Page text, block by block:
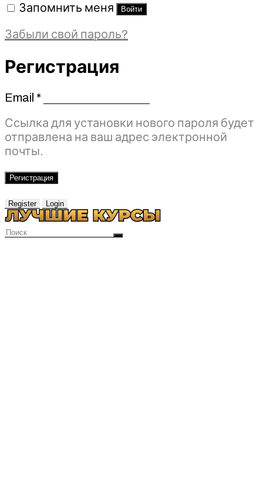
Запомнить меня Войти
Забыли свой пароль?
Регистрация
Email *Обязательно
Ссылка для установки нового пароля будет
отправлена ​​на ваш адрес электронной
почты.
Регистрация
Register Login